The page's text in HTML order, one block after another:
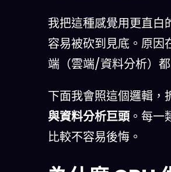
我把這種感覺用更直白
容易被砍到見底。原
端（雲端/資料分析）
下面我會照這個邏輯，
與資料分析巨頭。每一
比較不容易後悔。